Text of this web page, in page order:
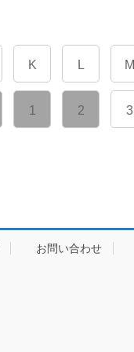
K L M
1 2 3
お問い合わせ